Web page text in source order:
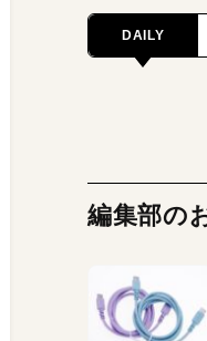
DAILY
編集部の